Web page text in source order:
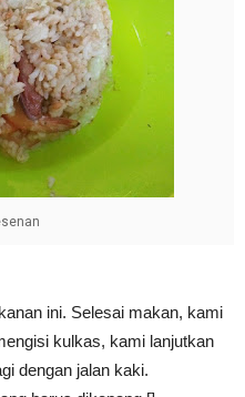
ini. Selesai makan, kami
kulkas, kami lanjutkan
dengan jalan kaki.